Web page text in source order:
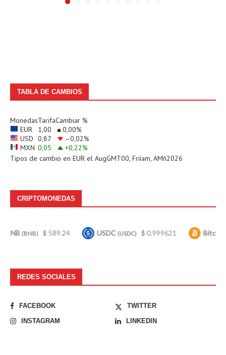
TABLA DE CAMBIOS
MonedasTarifaCambiar %
EUR
1,00 0,00%
USD 0,87 –0,02%
MXN 0,05 +0,22%
Tipos de cambio en EUR el AugGMT00, Friíam, AMñ2026
CRIPTOMONEDAS
$ 589.24 USDC(USDC) $ 0.999621 Bitcoin(BTC)
REDES SOCIALES
FACEBOOK
TWITTER
INSTAGRAM
LINKEDIN